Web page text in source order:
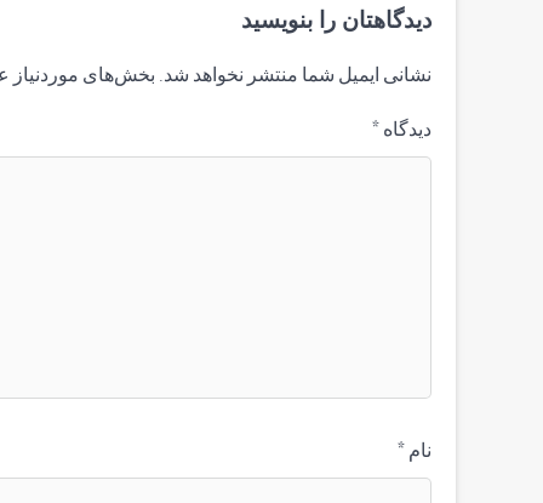
دیدگاهتان را بنویسید
نشانی ایمیل شما منتشر نخواهد شد. بخش‌های موردنیاز
دیدگاه *
نام *